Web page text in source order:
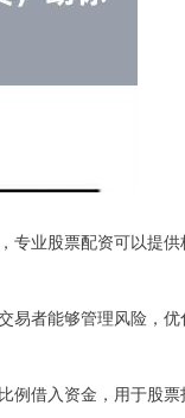
专业股票配资可以提
易者能够管理风险，
例借入资金，用于股